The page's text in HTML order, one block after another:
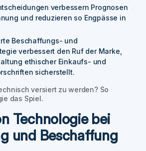
verbessern Prognosen
und reduzieren so Engpässe in
Beschaffungs- und
verbessert den Ruf der Marke,
ethischer Einkaufs- und
sicherstellt.
versiert zu werden? So
das Spiel.
Technologie bei
und Beschaffung